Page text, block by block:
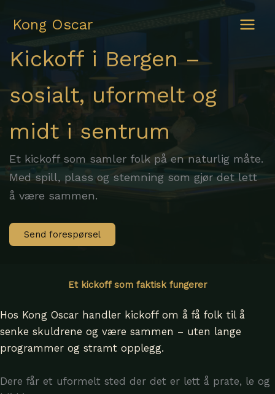
Kong Oscar
Kickoff i Bergen –
sosialt, uformelt og
midt i sentrum
Et kickoff som samler folk på en naturlig måte.
Med spill, plass og stemning som gjør det lett
å være sammen.
Send forespørsel
Et kickoff som faktisk fungerer
Hos Kong Oscar handler kickoff om å få folk til å
senke skuldrene og være sammen – uten lange
programmer og stramt opplegg.
Dere får et uformelt sted der det er lett å prate, le og